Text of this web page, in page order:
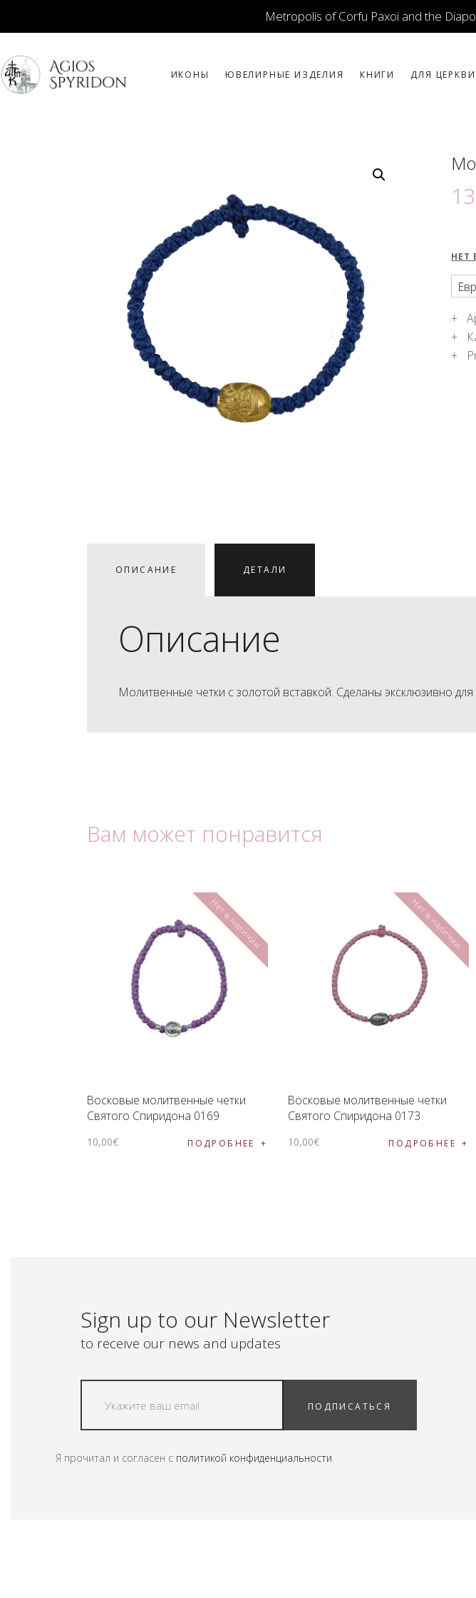
Metropolis of Corfu Paxoi and the
ИКОНЫ ЮВЕЛИРНЫЕ ИЗДЕЛИЯ КНИГИ ДЛЯ ЦЕРКВИ
ИКОНЫ
ИЗДЕЛИЯ
ПРЕДМЕТЫ
СВЕЧИ
СУВЕНИРЫ
ДОМА
БЛОГ
НЕТ
ОПИСАНИЕ ДЕТАЛИ
Описание
Молитвенные четки с золотой вставкой. Сделаны эксклюзивно
Вам может понравится
Нет в наличии
Восковые молитвенные четки
Святого Спиридона 0169
10,00€ ПОДРОБНЕЕ
Нет в наличии
Восковые молитвенные четки
Святого Спиридона 0173
10,00€ ПОДРОБНЕЕ
Sign up to our Newsletter
to receive our news and updates
ПОДПИСАТЬСЯ
Я прочитал и согласен с политикой конфиденциальности